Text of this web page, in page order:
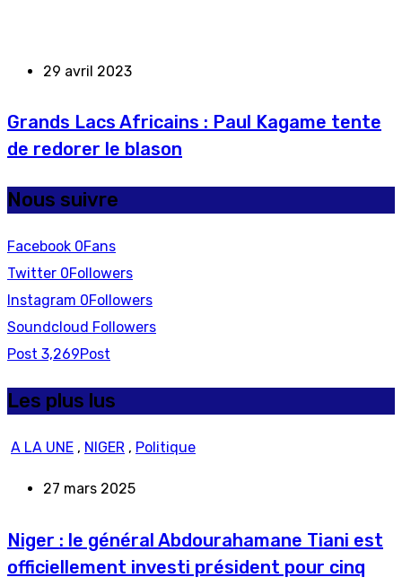
29 avril 2023
Grands Lacs Africains : Paul Kagame tente
de redorer le blason
Nous suivre
Facebook 0Fans
Twitter 0Followers
Instagram 0Followers
Soundcloud Followers
Post 3,269Post
Les plus lus
A LA UNE , NIGER , Politique
27 mars 2025
Niger : le général Abdourahamane Tiani est
officiellement investi président pour cinq